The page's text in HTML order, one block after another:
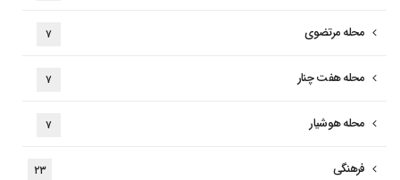
محله مرتضوی ۷
محله هفت چنار ۷
محله هوشیار ۷
فرهنگی ۲۳